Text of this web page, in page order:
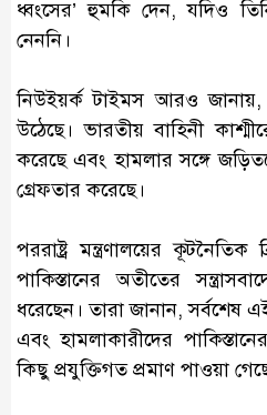
ধ্বংসের’ হুমকি দেন, যদিও
নেননি।
নিউইয়র্ক টাইমস আরও জানায়,
উঠেছে। ভারতীয় বাহিনী
করেছে এবং হামলার সঙ্গে
গ্রেফতার করেছে।
পররাষ্ট্র মন্ত্রণালয়ের কূটনৈতিক
পাকিস্তানের অতীতের
ধরেছেন। তারা জানান, সর্বশেষ
এবং হামলাকারীদের
কিছু প্রযুক্তিগত প্রমাণ পাওয়া